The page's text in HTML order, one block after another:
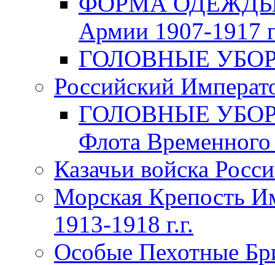
Армии 1907-1917
ГОЛОВНЫЕ
Российский
ГОЛОВНЫЕ
Флота Временного
Казачьи войска
Морская Крепость
1913-1918 г.г.
Особые Пехотные